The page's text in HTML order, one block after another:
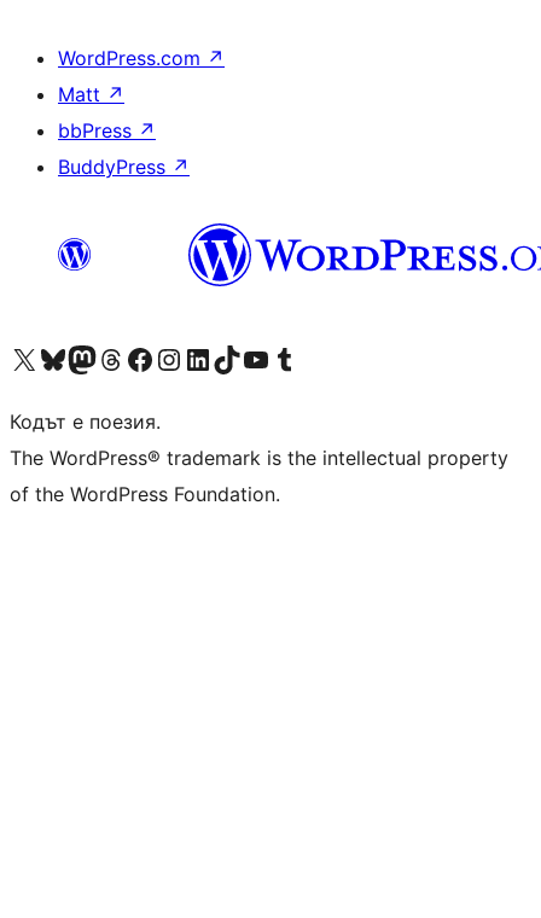
WordPress.com ↗
Matt ↗
bbPress ↗
BuddyPress ↗
Visit our X (formerly Twitter) account
Visit our Bluesky account
Visit our Mastodon account
Visit our Threads account
Посетете нашата страница във Facebook
Посетете нашия профил в Instagram
Посетете нашия профил в LinkedIn
Visit our TikTok account
Visit our YouTube channel
Visit our Tumblr account
Кодът е поезия.
The WordPress® trademark is the intellectual property
of the WordPress Foundation.